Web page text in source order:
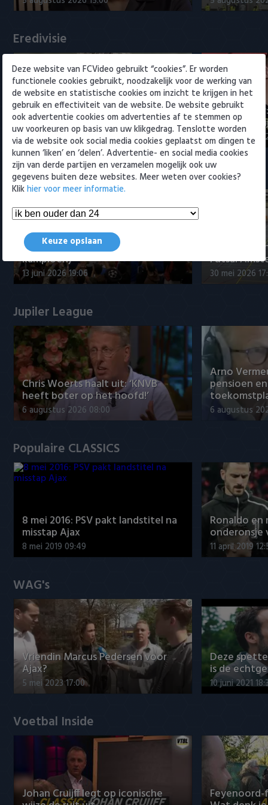
Eredivisie
Maak kennis met Sami
Bouhoudane (Cambuur)
5 augustus 2026 20:45
Joris
Ahead te
5 augustus
Samenvattingen Eredivisie
Tigers Roermond - Futsal
Amsterdam 3-0 (Roermond
kampioen)
13 juni 2026 19:06
Futsal
30 mei 2026
Jupiler League
Chris Woerts haalt uit: ‘KNVB
heeft boter op het hoofd!’
6 augustus 2026 08:00
Arno
pensioen
6 augustus
Populaire CLASSICS
8 mei 2016: PSV pakt landstitel na
misstap Ajax
8 mei 2019 09:49
Ronaldo
onderonsje
11 april 2019
WAG's
Vriendin Marcus Pedersen voor
Ajax?
5 mei 2023 17:00
Deze
is de
10 juni 2021
Voetbal Inside
Johan Cruijff legt op iconische Feyenoord-
Deze website van FCVideo gebruikt “cookies”. Er worden
functionele cookies gebruikt, noodzakelijk voor de werking van
de website en statistische cookies om inzicht te krijgen in het
gebruik en effectiviteit van de website. De website gebruikt
ook advertentie cookies om advertenties af te stemmen op
uw voorkeuren op basis van uw klikgedrag. Tenslotte worden
via de website ook social media cookies geplaatst om dingen te
kunnen ‘liken’ en ‘delen’. Advertentie- en social media cookies
zijn van derde partijen en verzamelen mogelijk ook uw
gegevens buiten deze websites. Meer weten over cookies?
Klikhier voor meer informatie.
Keuze opslaan